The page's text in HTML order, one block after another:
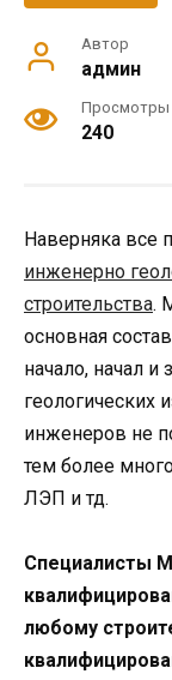
Автор
админ
Просмотры
240
Наверняка все
инженерно
строительства.
основная
начало, начал и
геологических
инженеров не
тем более
ЛЭП и тд.
Специалисты
любому